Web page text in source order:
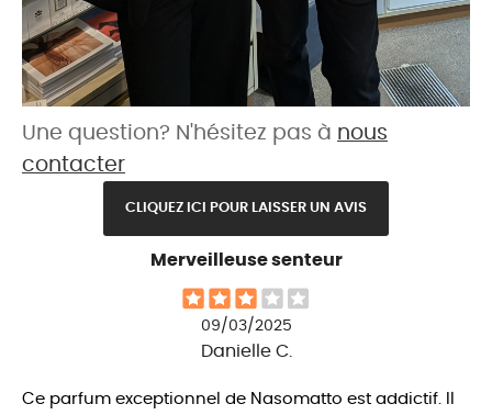
Une question? N'hésitez pas à nous
contacter
CLIQUEZ ICI POUR LAISSER UN AVIS
Merveilleuse senteur
09/03/2025
Danielle C.
Ce parfum exceptionnel de Nasomatto est addictif. Il